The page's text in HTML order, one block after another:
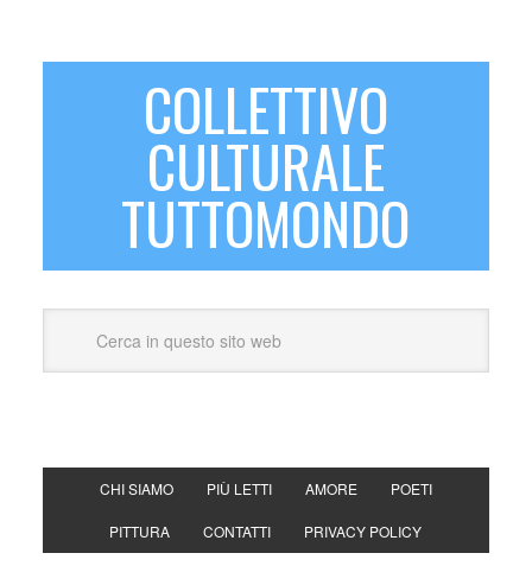
COLLETTIVO
CULTURALE
TUTTOMONDO
CHI SIAMO PIÙ LETTI AMORE POETI
PITTURA CONTATTI PRIVACY POLICY